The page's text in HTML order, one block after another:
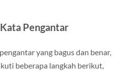
Pengantar
yang bagus dan benar,
beberapa langkah berikut,